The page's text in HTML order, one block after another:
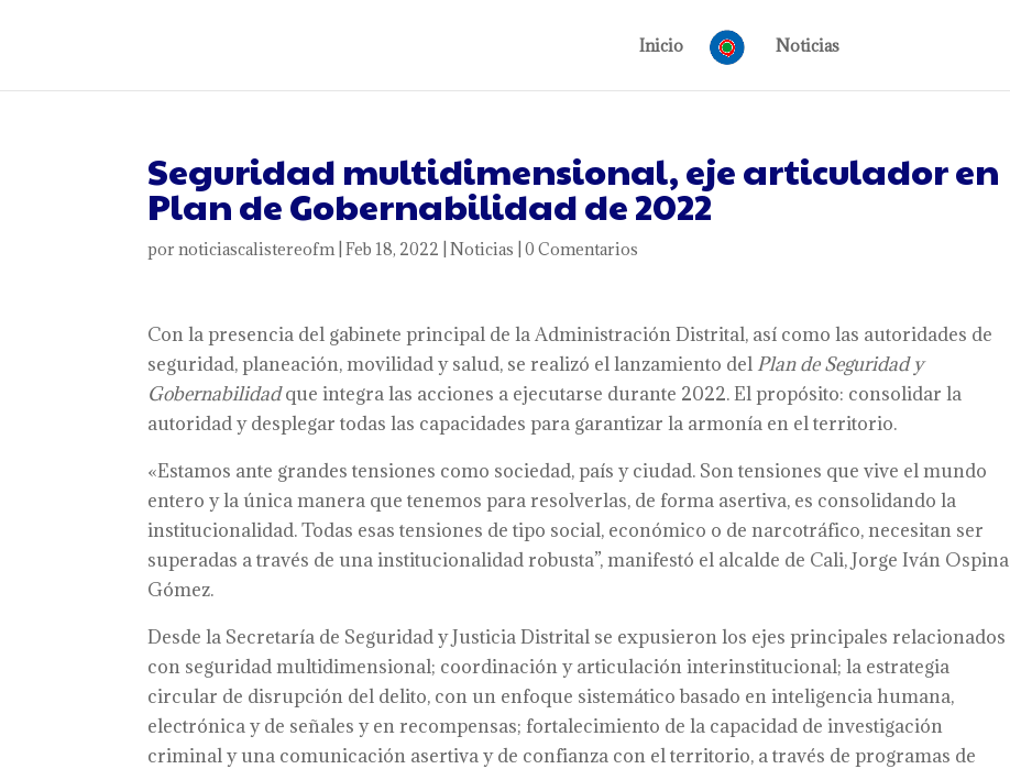
Inicio Noticias
Seguridad multidimensional, eje articulador en
Plan de Gobernabilidad de 2022
pornoticiascalistereofm|Feb 18, 2022 |Noticias |0 Comentarios
Con la presencia del gabinete principal de la Administración Distrital, así como las autoridades de
seguridad, planeación, movilidad y salud, se realizó el lanzamiento del Plan de Seguridad y
Gobernabilidadque integra las acciones a ejecutarse durante 2022. El propósito: consolidar la
autoridad y desplegar todas las capacidades para garantizar la armonía en el territorio.
«Estamos ante grandes tensiones como sociedad, país y ciudad. Son tensiones que vive el mundo
entero y la única manera que tenemos para resolverlas, de forma asertiva, es consolidando la
institucionalidad. Todas esas tensiones de tipo social, económico o de narcotráfico, necesitan ser
superadas a través de una institucionalidad robusta”, manifestó el alcalde de Cali, Jorge Iván Ospina
Gómez.
Desde la Secretaría de Seguridad y Justicia Distrital se expusieron los ejes principales relacionados
con seguridad multidimensional; coordinación y articulación interinstitucional; la estrategia
circular de disrupción del delito, con un enfoque sistemático basado en inteligencia humana,
electrónica y de señales y en recompensas; fortalecimiento de la capacidad de investigación
criminal y una comunicación asertiva y de confianza con el territorio, a través de programas de